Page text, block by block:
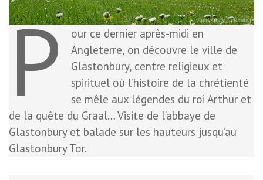
P
our ce dernier après-midi en
Angleterre, on découvre le ville de
Glastonbury, centre religieux et
spirituel où l’histoire de la chrétienté
se mêle aux légendes du roi Arthur et
de la quête du Graal… Visite de l’abbaye de
Glastonbury et balade sur les hauteurs jusqu’au
Glastonbury Tor.